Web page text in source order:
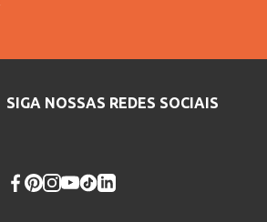
SIGA NOSSAS REDES SOCIAIS